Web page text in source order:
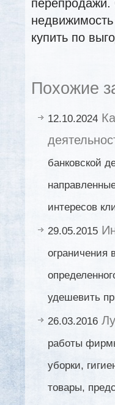
купить по
Похожие
12.10.2024
банковской
интересов
29.05.2015
ограничения
удешевить
26.03.2016
работы
уборки,
товары,